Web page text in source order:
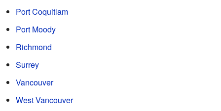
Port Coquitlam
Port Moody
Richmond
Surrey
Vancouver
West Vancouver